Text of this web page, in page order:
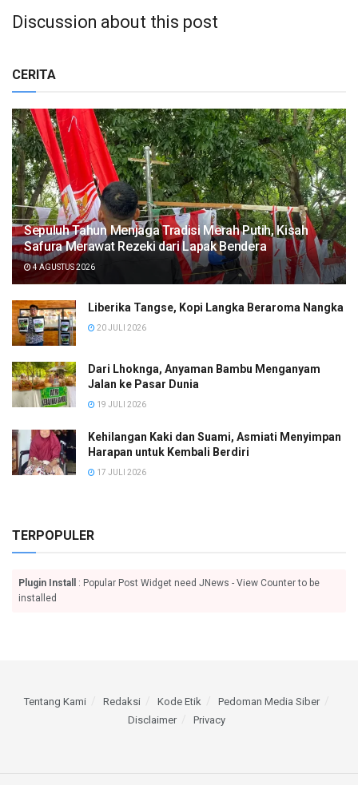
Discussion about this post
CERITA
Sepuluh Tahun Menjaga Tradisi Merah Putih, Kisah
Safura Merawat Rezeki dari Lapak Bendera
4 AGUSTUS 2026
Liberika Tangse, Kopi Langka Beraroma Nangka
20 JULI 2026
Dari Lhoknga, Anyaman Bambu Menganyam
Jalan ke Pasar Dunia
19 JULI 2026
Kehilangan Kaki dan Suami, Asmiati Menyimpan
Harapan untuk Kembali Berdiri
17 JULI 2026
TERPOPULER
Plugin Install
: Popular Post Widget need JNews - View Counter to be
installed
Tentang Kami Redaksi Kode Etik
Pedoman Media Siber
Disclaimer
Privacy